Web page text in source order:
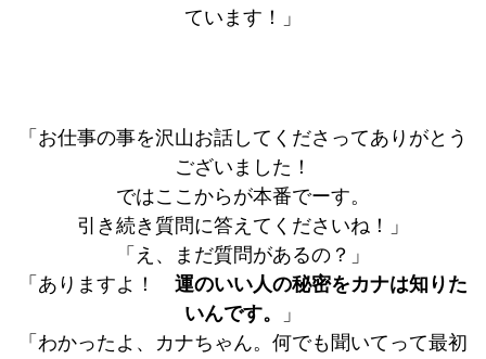
ています！」
「お仕事の事を沢山お話してくださってありがとう
ございました！
ではここからが本番でーす。
引き続き質問に答えてくださいね！」
「え、まだ質問があるの？」
「ありますよ！ 運のいい人の秘密をカナは知りた
いんです。
」
「わかったよ、カナちゃん。何でも聞いてって最初